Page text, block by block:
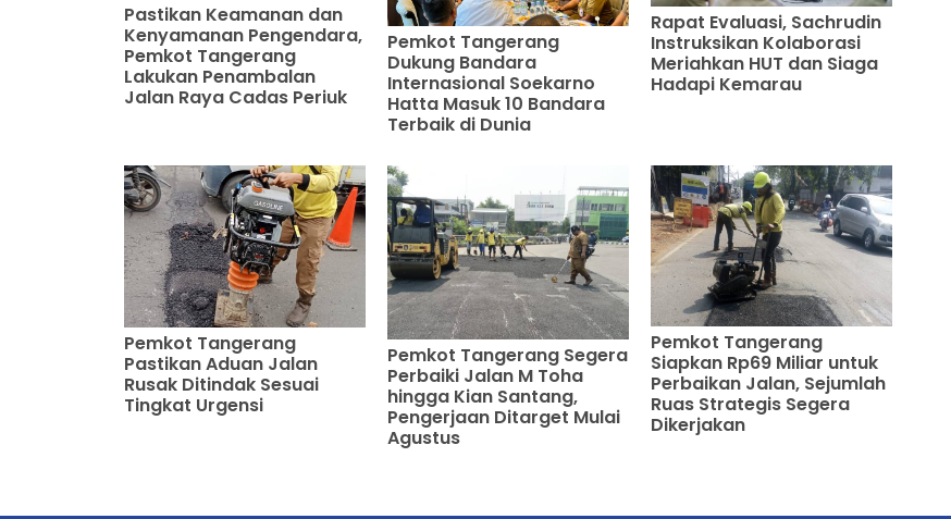
Pastikan Keamanan dan
Kenyamanan Pengendara,
Pemkot Tangerang
Lakukan Penambalan
Jalan Raya Cadas Periuk
Pemkot Tangerang
Dukung Bandara
Internasional Soekarno
Hatta Masuk 10 Bandara
Terbaik di Dunia
Rapat Evaluasi, Sachrudin
Instruksikan Kolaborasi
Meriahkan HUT dan Siaga
Hadapi Kemarau
Pemkot Tangerang
Pastikan Aduan Jalan
Rusak Ditindak Sesuai
Tingkat Urgensi
Pemkot Tangerang Segera
Perbaiki Jalan M Toha
hingga Kian Santang,
Pengerjaan Ditarget Mulai
Agustus
Pemkot Tangerang
Siapkan Rp69 Miliar untuk
Perbaikan Jalan, Sejumlah
Ruas Strategis Segera
Dikerjakan